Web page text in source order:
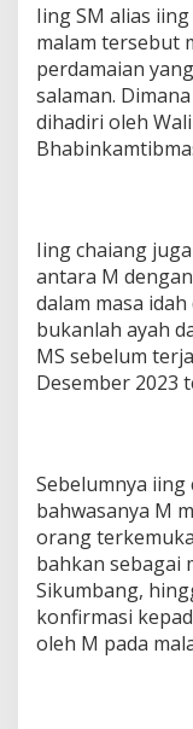
Iing SM alias
malam tersebut
perdamaian
salaman.
dihadiri oleh
Iing chaiang
antara M
dalam masa
bukanlah ayah
MS sebelum
Desember 2023
Sebelumnya
bahwasanya M
orang
bahkan sebagai
Sikumbang,
konfirmasi
oleh M pada